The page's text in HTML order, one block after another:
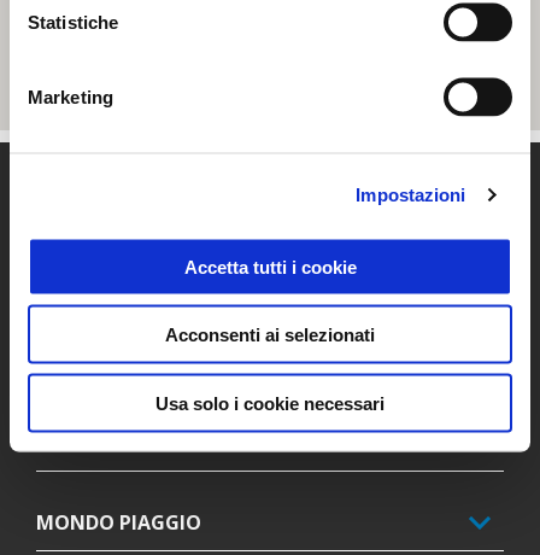
Statistiche
Marketing
Impostazioni
Accetta tutti i cookie
Acconsenti ai selezionati
Usa solo i cookie necessari
PROMOZIONI
MONDO PIAGGIO